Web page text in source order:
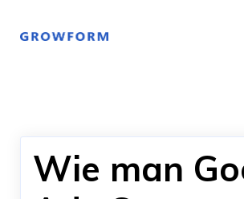
Wie man